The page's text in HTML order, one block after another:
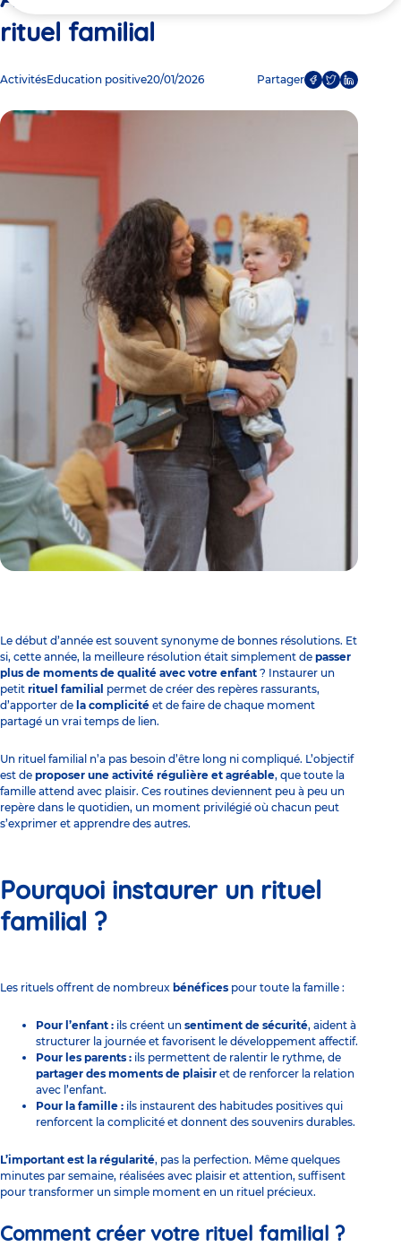
ici
rituel familial
ActivitésEducation positive20/01/2026 Partager
Le début d’année est souvent synonyme de bonnes résolutions. Et
si, cette année, la meilleure résolution était simplement de passer
plus de moments de qualité avec votre enfant ? Instaurer un
petit rituel familial permet de créer des repères rassurants,
d’apporter de la complicité et de faire de chaque moment
partagé un vrai temps de lien.
Un rituel familial n’a pas besoin d’être long ni compliqué. L’objectif
est de proposer une activité régulière et agréable, que toute la
famille attend avec plaisir. Ces routines deviennent peu à peu un
repère dans le quotidien, un moment privilégié où chacun peut
s’exprimer et apprendre des autres.
Pourquoi instaurer un rituel
familial ?
Les rituels offrent de nombreux bénéfices pour toute la famille :
Pour l’enfant : ils créent un sentiment de sécurité, aident à
structurer la journée et favorisent le développement affectif.
Pour les parents : ils permettent de ralentir le rythme, de
partager des moments de plaisir et de renforcer la relation
avec l’enfant.
Pour la famille : ils instaurent des habitudes positives qui
renforcent la complicité et donnent des souvenirs durables.
L’important est la régularité, pas la perfection. Même quelques
minutes par semaine, réalisées avec plaisir et attention, suffisent
pour transformer un simple moment en un rituel précieux.
Comment créer votre rituel familial ?